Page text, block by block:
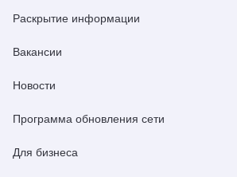
Раскрытие информации
Вакансии
Новости
Программа обновления сети
Для бизнеса